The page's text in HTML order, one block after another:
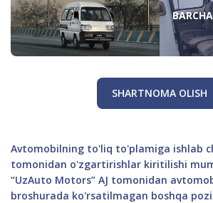
SHARTNOMA OLISH
Avtomobilning to'liq to'plamiga ishlab
tomonidan o'zgartirishlar kiritilishi
“UzAuto Motors” AJ tomonidan
broshurada ko'rsatilmagan boshqa